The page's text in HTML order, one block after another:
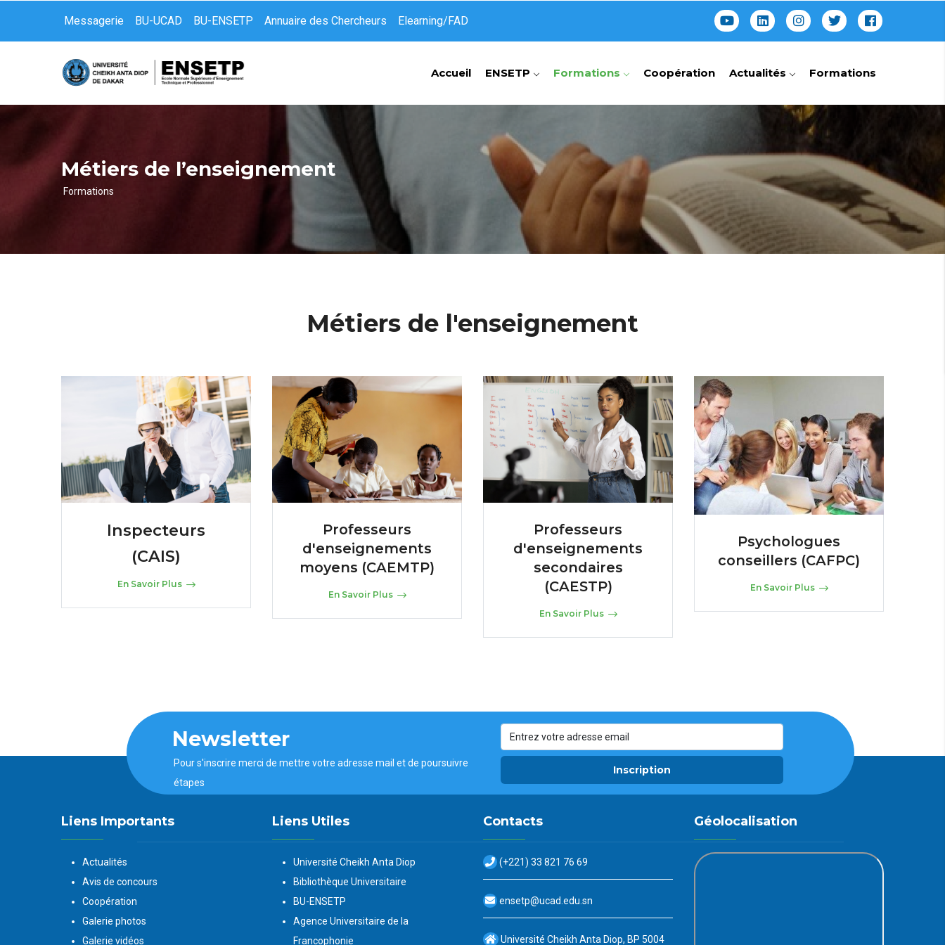
Messagerie BU-UCAD BU-ENSETP Annuaire des Chercheurs Elearning/FAD
Accueil ENSETP Formations Coopération Actualités Formations
Métiers de l’enseignement
Formations
Métiers de l'enseignement
Inspecteurs
(CAIS)
En Savoir Plus
Professeurs
d'enseignements
moyens (CAEMTP)
En Savoir Plus
Professeurs
d'enseignements
secondaires
(CAESTP)
En Savoir Plus
Psychologues
conseillers (CAFPC)
En Savoir Plus
Newsletter
Pour s'inscrire merci de mettre votre adresse mail et de poursuivre
étapes
Inscription
Liens Importants
Actualités
Avis de concours
Coopération
Galerie photos
Galerie vidéos
Liens Utiles
Université Cheikh Anta Diop
Bibliothèque Universitaire
BU-ENSETP
Agence Universitaire de la
Francophonie
Contacts
(+221) 33 821 76 69
ensetp@ucad.edu.sn
Université Cheikh Anta Diop, BP 5004
Géolocalisation